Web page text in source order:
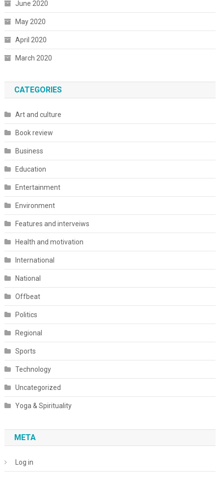
June 2020
May 2020
April 2020
March 2020
CATEGORIES
Art and culture
Book review
Business
Education
Entertainment
Environment
Features and interveiws
Health and motivation
International
National
Offbeat
Politics
Regional
Sports
Technology
Uncategorized
Yoga & Spirituality
META
Log in